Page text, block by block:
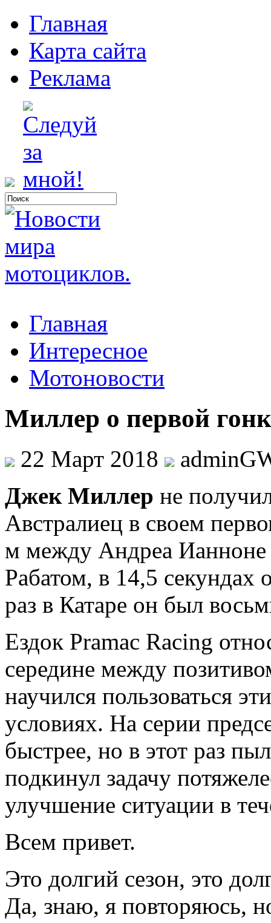
Главная
Карта сайта
Реклама
Главная
Интересное
Мотоновости
Миллер о первой
22 Март 2018
Джeк Миллeр нe
Австралиец в своем
м между Андреа
Рабатом, в 14,5
раз в Катаре он был
Ездок Pramac Racing
середине между
научился пользоваться
условиях. На серии
быстрее, но в этот раз
подкинул задачу
улучшение ситуации в
Всем привет.
Это долгий сезон, это
Да, знаю, я повторяюсь,